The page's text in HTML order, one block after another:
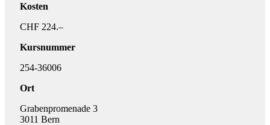
Kosten
CHF 224.–
Kursnummer
254-36006
Ort
Grabenpromenade 3
3011 Bern